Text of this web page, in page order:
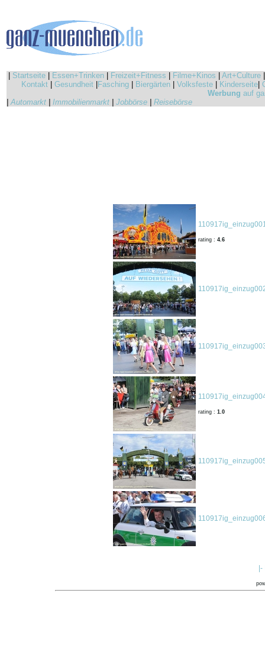
Startseite Essen+Trinken Freizeit+Fitness Filme+Kinos Art+Culture
Kontakt
Gesundheit Fasching Biergärten Volksfeste Kinderseite
Werbung auf
|Automarkt Immobilienmarkt Jobbörse Reisebörse
rating : 4.6
rating : 1.0